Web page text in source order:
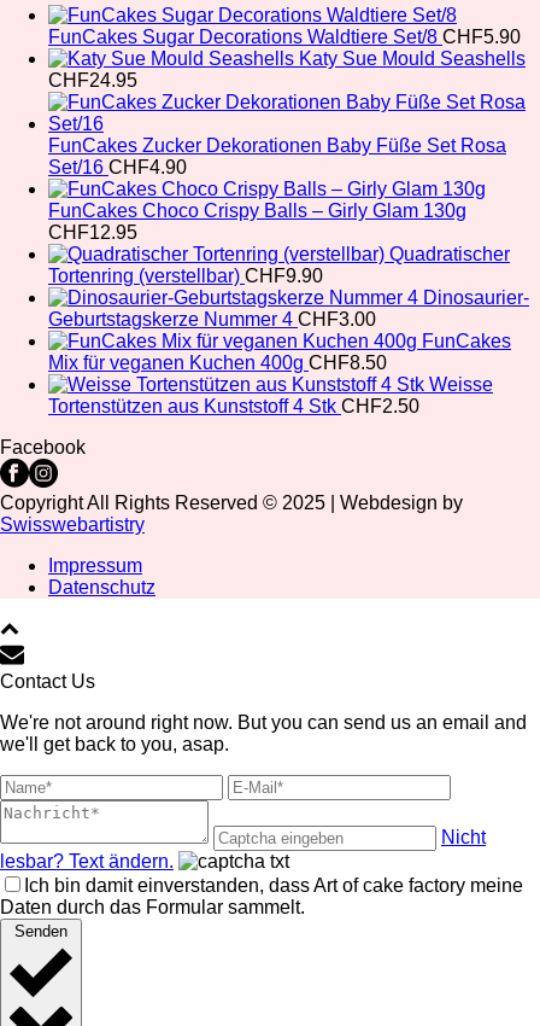
FunCakes Sugar Decorations Waldtiere Set/8 CHF5.90
Katy Sue Mould Seashells
CHF24.95
FunCakes Zucker Dekorationen Baby Füße Set Rosa
Set/16 CHF4.90
FunCakes Choco Crispy Balls – Girly Glam 130g
CHF12.95
Quadratischer
Tortenring (verstellbar) CHF9.90
Dinosaurier-
Geburtstagskerze Nummer 4 CHF3.00
FunCakes
Mix für veganen Kuchen 400g CHF8.50
Weisse
Tortenstützen aus Kunststoff 4 Stk CHF2.50
Facebook
Copyright All Rights Reserved © 2025 | Webdesign by
Swisswebartistry
Impressum
Datenschutz
Contact Us
We're not around right now. But you can send us an email and
we'll get back to you, asap.
Nicht
lesbar? Text ändern.
Ich bin damit einverstanden, dass Art of cake factory meine
Daten durch das Formular sammelt.
Senden